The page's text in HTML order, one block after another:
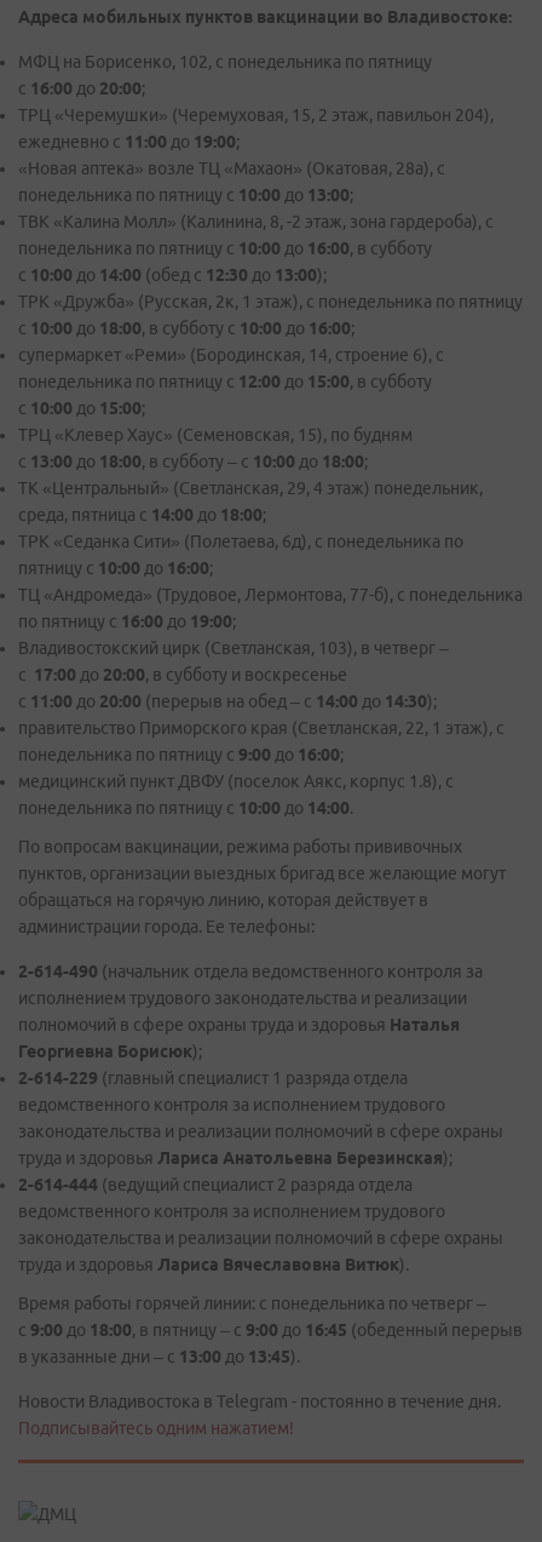
Адреса мобильных пунктов вакцинации во Владивостоке:
МФЦ на Борисенко, 102, с понедельника по пятницу
с 16:00 до 20:00;
ТРЦ «Черемушки» (Черемуховая, 15, 2 этаж, павильон 204),
ежедневно с 11:00 до 19:00;
«Новая аптека» возле ТЦ «Махаон» (Окатовая, 28а), с
понедельника по пятницу с 10:00 до 13:00;
ТВК «Калина Молл» (Калинина, 8, -2 этаж, зона гардероба), с
понедельника по пятницу с 10:00 до 16:00, в субботу
с 10:00 до 14:00 (обед с 12:30 до 13:00);
ТРК «Дружба» (Русская, 2к, 1 этаж), с понедельника по пятницу
с 10:00 до 18:00, в субботу с 10:00 до 16:00;
супермаркет «Реми» (Бородинская, 14, строение 6), с
понедельника по пятницу с 12:00 до 15:00, в субботу
с 10:00 до 15:00;
ТРЦ «Клевер Хаус» (Семеновская, 15), по будням
с 13:00 до 18:00, в субботу – с 10:00 до 18:00;
ТК «Центральный» (Светланская, 29, 4 этаж) понедельник,
среда, пятница с 14:00 до 18:00;
ТРК «Седанка Сити» (Полетаева, 6д), с понедельника по
пятницу с 10:00 до 16:00;
ТЦ «Андромеда» (Трудовое, Лермонтова, 77-б), с понедельника
по пятницу с 16:00 до 19:00;
Владивостокский цирк (Светланская, 103), в четверг –
с 17:00 до 20:00, в субботу и воскресенье
с 11:00 до 20:00 (перерыв на обед – с 14:00 до 14:30);
правительство Приморского края (Светланская, 22, 1 этаж), с
понедельника по пятницу с 9:00 до 16:00;
медицинский пункт ДВФУ (поселок Аякс, корпус 1.8), с
понедельника по пятницу с 10:00 до 14:00.
По вопросам вакцинации, режима работы прививочных
пунктов, организации выездных бригад все желающие могут
обращаться на горячую линию, которая действует в
администрации города. Ее телефоны:
2-614-490 (начальник отдела ведомственного контроля за
исполнением трудового законодательства и реализации
полномочий в сфере охраны труда и здоровья Наталья
Георгиевна Борисюк);
2-614-229 (главный специалист 1 разряда отдела
ведомственного контроля за исполнением трудового
законодательства и реализации полномочий в сфере охраны
труда и здоровья Лариса Анатольевна Березинская);
2-614-444 (ведущий специалист 2 разряда отдела
ведомственного контроля за исполнением трудового
законодательства и реализации полномочий в сфере охраны
труда и здоровья Лариса Вячеславовна Витюк).
Время работы горячей линии: с понедельника по четверг –
с 9:00 до 18:00, в пятницу – с 9:00 до 16:45 (обеденный перерыв
в указанные дни – с 13:00 до 13:45).
Новости Владивостока в Telegram - постоянно в течение дня.
Подписывайтесь одним нажатием!